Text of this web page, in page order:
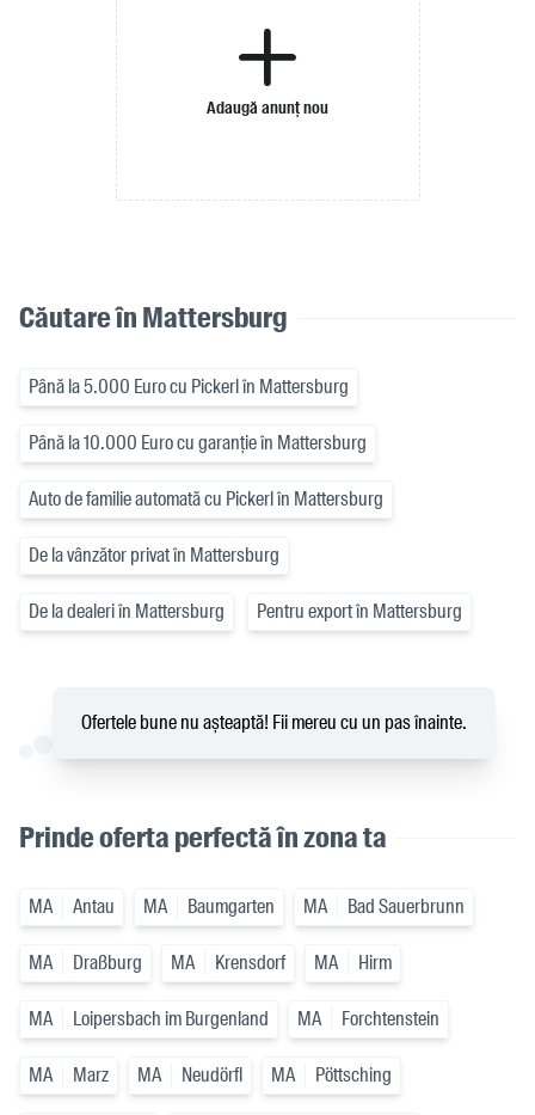
Adaugă anunț nou
Căutare în Mattersburg
Până la 5.000 Euro cu Pickerl în Mattersburg
Până la 10.000 Euro cu garanție în Mattersburg
Auto de familie automată cu Pickerl în Mattersburg
De la vânzător privat în Mattersburg
De la dealeri în Mattersburg Pentru export în Mattersburg
Ofertele bune nu așteaptă! Fii mereu cu un pas înainte.
Prinde oferta perfectă în zona ta
MA Antau MA Baumgarten MA Bad Sauerbrunn
MA Draßburg MA Krensdorf MA Hirm
MA Loipersbach im Burgenland MA Forchtenstein
MA Marz MA Neudörfl MA Pöttsching